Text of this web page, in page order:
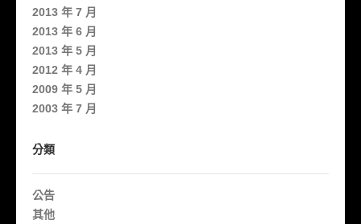
2013 年 7 月
2013 年 6 月
2013 年 5 月
2012 年 4 月
2009 年 5 月
2003 年 7 月
分類
公告
其他